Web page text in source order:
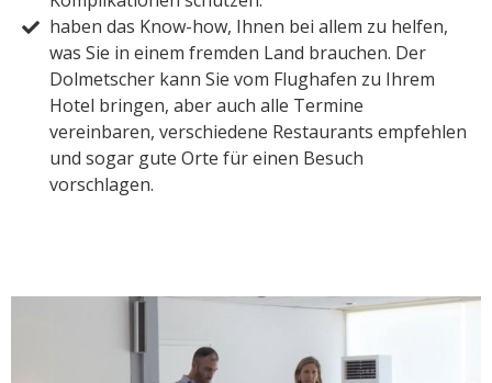
haben das Know-how, Ihnen bei allem zu helfen,
was Sie in einem fremden Land brauchen. Der
Dolmetscher kann Sie vom Flughafen zu Ihrem
Hotel bringen, aber auch alle Termine
vereinbaren, verschiedene Restaurants empfehlen
und sogar gute Orte für einen Besuch
vorschlagen.